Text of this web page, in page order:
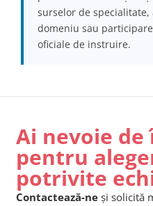
surselor de
domeniu sau
oficiale de instruire.
Ai nevoie
pentru
potrivite
Contactează-ne și solicită